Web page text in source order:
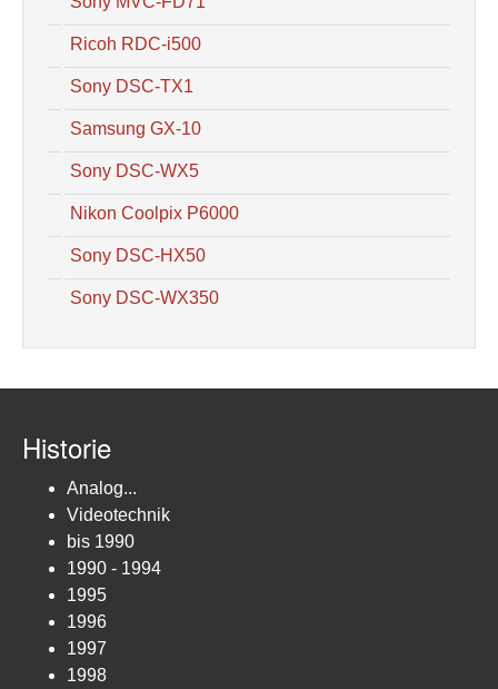
Ricoh RDC-i500
Sony DSC-TX1
Samsung GX-10
Sony DSC-WX5
Nikon Coolpix P6000
Sony DSC-HX50
Sony DSC-WX350
Historie
Analog...
Videotechnik
bis 1990
1990 - 1994
1995
1996
1997
1998